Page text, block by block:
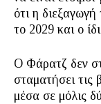
ότι η
το 2029 και ο
Ο Φάρατζ δεν
σταματήσει
μέσα σε μόλις